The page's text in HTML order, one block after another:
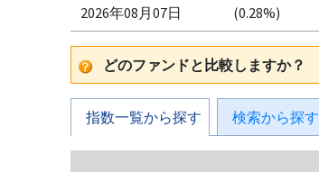
2026年08月07日
(0.28%)
どのファンドと比較しますか？
指数一覧から探す 検索から探す